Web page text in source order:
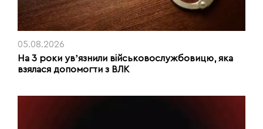
05.08.2026
На 3 роки увʼязнили військовослужбовицю, яка
взялася допомогти з ВЛК